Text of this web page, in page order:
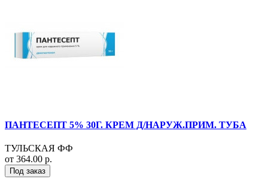
ПАНТЕСЕПТ 5% 30Г. КРЕМ Д/НАРУЖ.ПРИМ. ТУБА
ТУЛЬСКАЯ ФФ
от 364.00 р.
Под заказ